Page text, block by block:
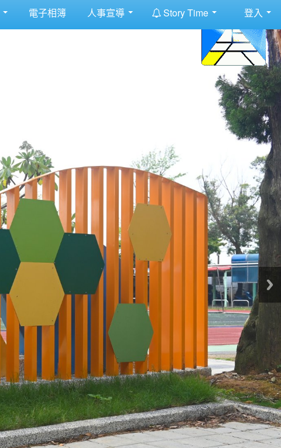
電子相簿 人事宣導 Story Time 登入